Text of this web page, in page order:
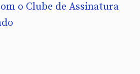
o Clube de Assinatura